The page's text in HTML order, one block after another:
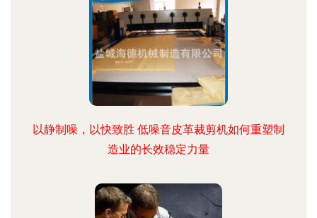
以静制噪，以快致胜 低噪音皮革裁剪机如何重塑制
造业的长效稳定力量